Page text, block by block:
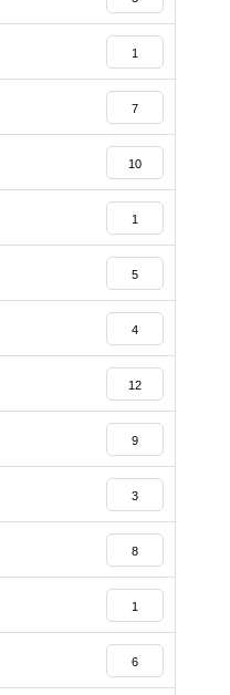
1
7
10
1
5
4
12
9
3
8
1
6